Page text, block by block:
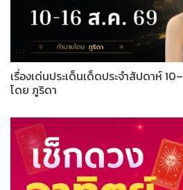
เรื่องเด่นประเด็นเด็ดประจำสัปดาห์
โดย ภูริดา